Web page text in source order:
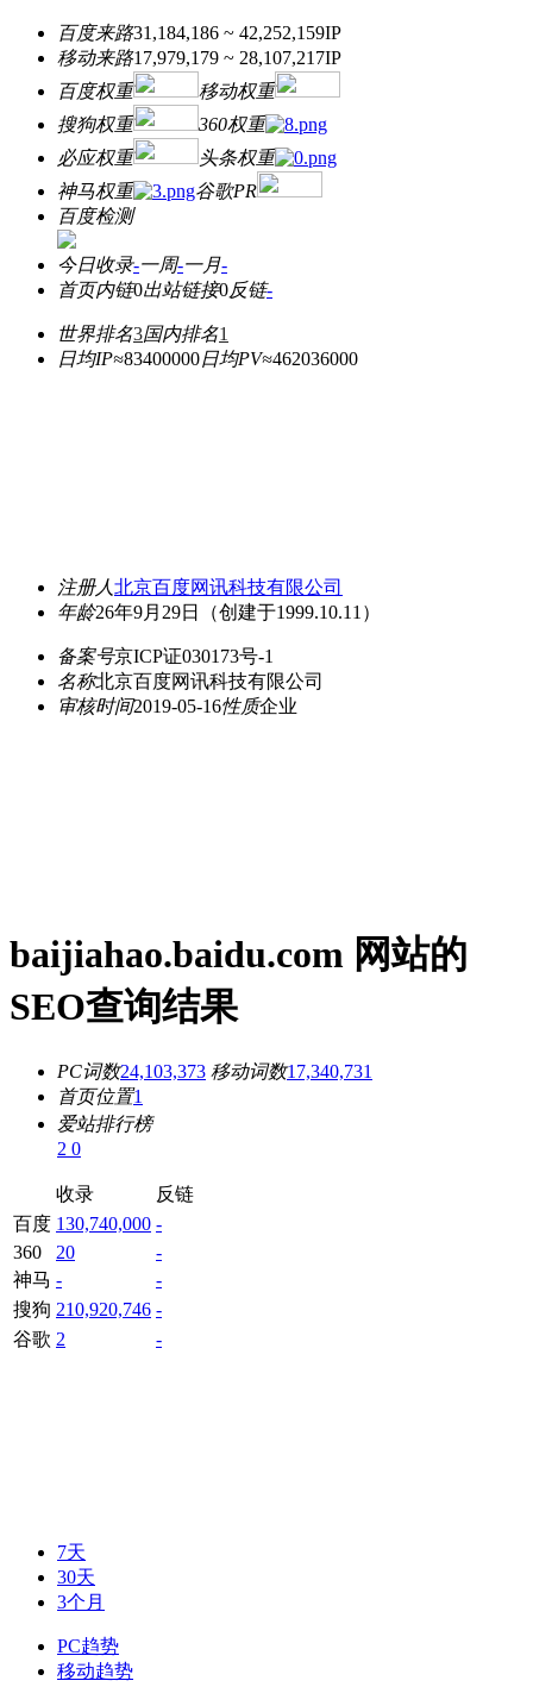
百度来路31,184,186 ~ 42,252,159IP
移动来路17,979,179 ~ 28,107,217IP
百度权重
移动权重
搜狗权重
360权重
必应权重
头条权重
神马权重
谷歌PR
百度检测
今日收录-一周-一月-
首页内链0出站链接0反链-
世界排名3国内排名1
日均IP≈83400000日均PV≈462036000
注册人北京百度网讯科技有限公司
年龄26年9月29日 （创建于1999.10.11）
备案号京ICP证030173号-1
名称北京百度网讯科技有限公司
审核时间2019-05-16性质企业
baijiahao.baidu.com 网站的
SEO查询结果
PC词数24,103,373 移动词数17,340,731
首页位置1
爱站排行榜
2 0
收录
反链
百度 130,740,000 -
360
20
-
神马 -
-
搜狗 210,920,746 -
谷歌 2 -
7天
30天
3个月
PC趋势
移动趋势